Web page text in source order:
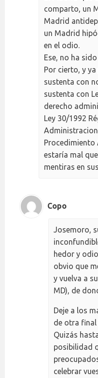
comparto, un
Madrid
un Madrid
en el odio.
Ese, no ha
Por cierto, y
sustenta con
sustenta con
derecho
Ley 30/1992
Procedimiento
estaría mal
mentiras en
Copo
Josemoro,
hedor y
obvio que
y vuelva a
MD), de
Deje a los
de otra final
Quizás
posibilidad
celebrar